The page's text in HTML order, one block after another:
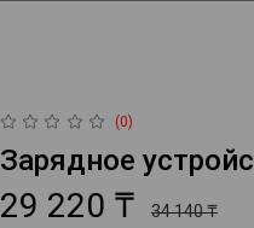
(0)
Зарядное
29 220 ₸ 34 140 ₸